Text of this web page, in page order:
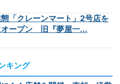
「クレーンマート」2号店を
オープン 旧『夢屋一...
キング